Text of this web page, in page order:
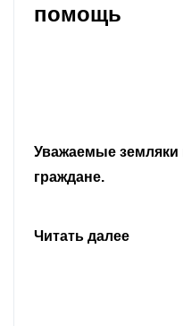
помощь
Уважаемые
граждане.
Читать далее